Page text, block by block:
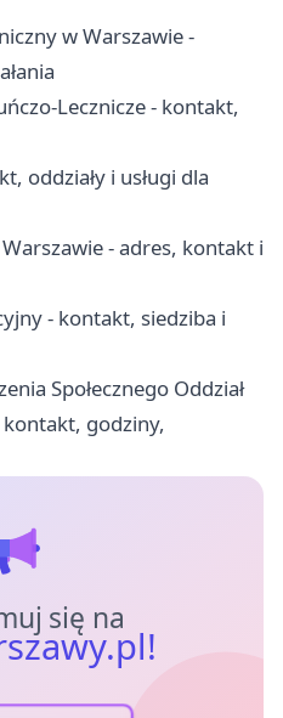
w Warszawie -
Lecznicze - kontakt,
oddziały i usługi dla
- adres, kontakt i
- kontakt, siedziba i
Społecznego Oddział
godziny,
się na